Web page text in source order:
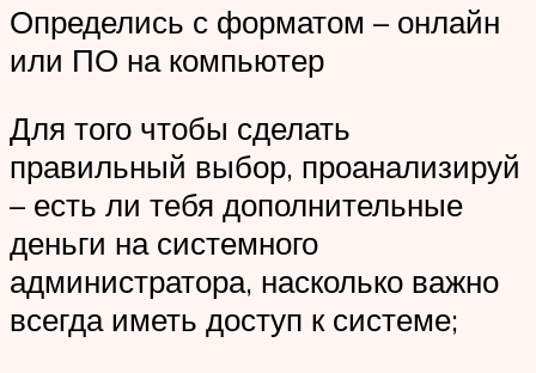
Определись с форматом – онлайн
или ПО на компьютер
Для того чтобы сделать
правильный выбор, проанализируй
– есть ли тебя дополнительные
деньги на системного
администратора, насколько важно
всегда иметь доступ к системе;